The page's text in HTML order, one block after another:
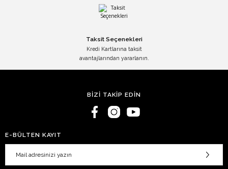
Taksit Seçenekleri
Kredi Kartlarına taksit
avantajlarından yararlanın.
BİZİ TAKİP EDİN
E-BÜLTEN KAYIT